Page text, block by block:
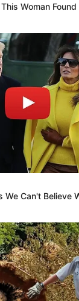
Woman
We Can't Believe